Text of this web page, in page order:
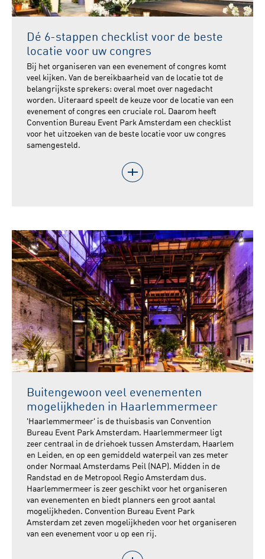
Dé 6-stappen checklist voor de beste
locatie voor uw congres
Bij het organiseren van een evenement of congres komt
veel kijken. Van de bereikbaarheid van de locatie tot de
belangrijkste sprekers: overal moet over nagedacht
worden. Uiteraard speelt de keuze voor de locatie van een
evenement of congres een cruciale rol. Daarom heeft
Convention Bureau Event Park Amsterdam een checklist
voor het uitzoeken van de beste locatie voor uw congres
samengesteld.
Buitengewoon veel evenementen
mogelijkheden in Haarlemmermeer
'Haarlemmermeer' is de thuisbasis van Convention
Bureau Event Park Amsterdam. Haarlemmermeer ligt
zeer centraal in de driehoek tussen Amsterdam, Haarlem
en Leiden, en op een gemiddeld waterpeil van zes meter
onder Normaal Amsterdams Peil (NAP). Midden in de
Randstad en de Metropool Regio Amsterdam dus.
Haarlemmermeer is zeer geschikt voor het organiseren
van evenementen en biedt planners een groot aantal
mogelijkheden. Convention Bureau Event Park
Amsterdam zet zeven mogelijkheden voor het organiseren
van een evenement voor u op een rij.